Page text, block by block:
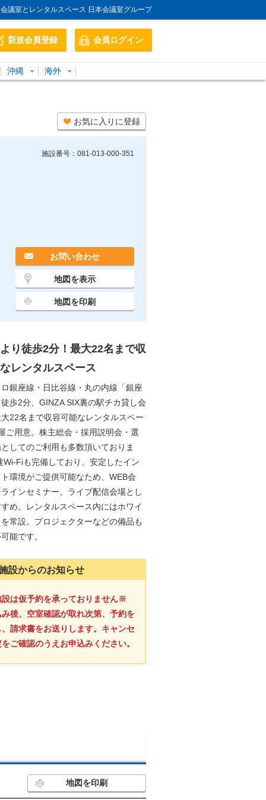
議室とレンタルスペース 日本会議室グループ
新規会員登録 会員ログイン
沖縄 海外
お気に入りに登録
施設番号：081-013-000-351
お問い合わせ
地図を表示
地図を印刷
り徒歩2分！最大22名まで収
レンタルスペース
銀座線・日比谷線・丸の内線「銀座
歩2分、GINZA SIX裏の駅チカ貸し会
22名まで収容可能なレンタルスペー
ご用意。株主総会・採用説明会・選
してのご利用も多数頂いておりま
Wi-Fiも完備しており、安定したイン
環境がご提供可能なため、WEB会
インセミナー、ライブ配信会場とし
め。レンタルスペース内にはホワイ
常設。プロジェクターなどの備品も
能です。
設からのお知らせ
は仮予約を承っておりません※
後、空室確認が取れ次第、予約を
請求書をお送りします。キャンセ
ご確認のうえお申込みください。
地図を印刷